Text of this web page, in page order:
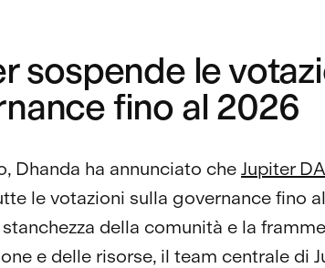
sospende le
fino al 2026
Dhanda ha annunciato che Jupiter
le votazioni sulla governance fino
della comunità e la
e delle risorse, il team centrale di